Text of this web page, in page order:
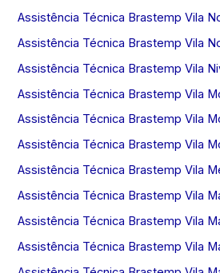
Assistência Técnica Brastemp Vila
Assistência Técnica Brastemp Vila
Assistência Técnica Brastemp Vila
Assistência Técnica Brastemp Vila
Assistência Técnica Brastemp Vila
Assistência Técnica Brastemp Vila
Assistência Técnica Brastemp Vila
Assistência Técnica Brastemp Vila
Assistência Técnica Brastemp Vila
Assistência Técnica Brastemp Vila